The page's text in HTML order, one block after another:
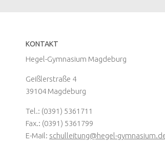
KONTAKT
Hegel-Gymnasium Magdeburg
Geißlerstraße 4
39104 Magdeburg
Tel.: (0391) 5361711
Fax.: (0391) 5361799
E-Mail: schulleitung@hegel-